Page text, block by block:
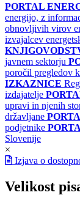
PORTAL
energijo, z
obnovljivih virov
izvajalcev
javnem sektorju
poročil pregledov
IZKAZNICE
izdajatelje
upravi in njenih
državljane
podjetnike
Slovenije
×
Izjava o
Velikost